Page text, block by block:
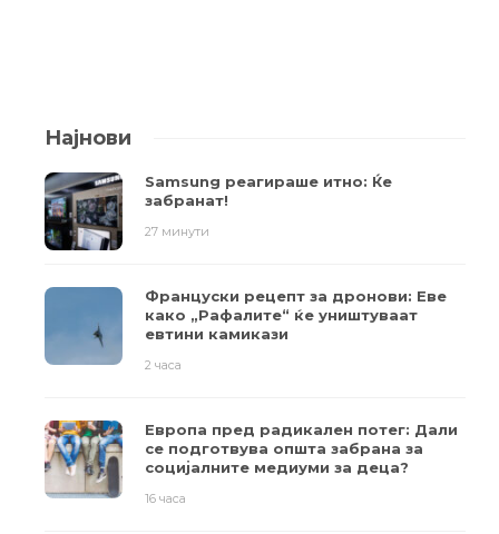
Најнови
Samsung реагираше итно: Ќе
забранат!
27 минути
Француски рецепт за дронови: Еве
како „Рафалите“ ќе уништуваат
евтини камикази
2 часа
Европа пред радикален потег: Дали
се подготвува општа забрана за
социјалните медиуми за деца?
16 часа